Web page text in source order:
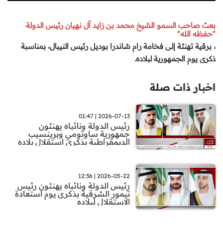
بعث صاحب السمو الشيخ محمد بن زايد آل نهيان رئيس الدولة
"حفظه الله"
، برقية تهنئة إلى فخامة رام شاندرا بوديل رئيس النيبال، بمناسبة
ذكرى يوم الجمهورية لبلاده.
اخبار ذات صلة
2026-07-13 | 01:47
رئيس الدولة ونائباه يهنئون
جمهورية ساوتومي وبرينسيب
الديمقراطية بذكرى استقلال بلاده
2026-05-22 | 12:36
رئيس الدولة ونائباه يهنئون رئيس
تيمور الشرقية بذكرى يوم استعادة
الاستقلال لبلاده